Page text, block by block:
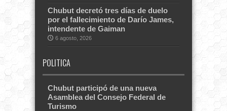
Chubut decretó tres días de duelo
por el fallecimiento de Darío James,
intendente de Gaiman
6 agosto, 2026
POLITICA
Chubut participó de una nueva
Asamblea del Consejo Federal de
Turismo